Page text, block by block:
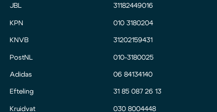
JBL
KPN
KNVB
PostNL
Adidas
Efteling
Kruidvat
31182449016
010 3180204
31202159431
010-3180025
06 84134140
31 85 087 26 13
030 8004448